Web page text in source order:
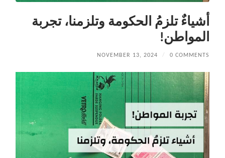
أشياءٌ تلزمُ الحكومة وتلزمنا، تجربة
المواطن!
NOVEMBER 13, 2024 / 0 COMMENTS